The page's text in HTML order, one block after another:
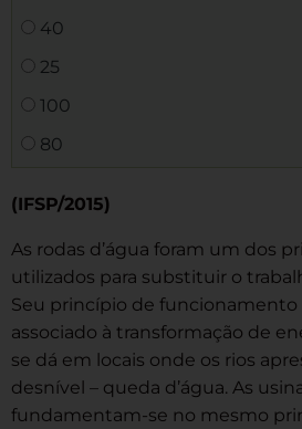
40
25
100
80
(IFSP/2015)
As rodas d’água foram um dos
utilizados para substituir o
Seu princípio de funcionamento
associado à transformação de
se dá em locais onde os rios
desnível – queda d’água. As
fundamentam-se no mesmo